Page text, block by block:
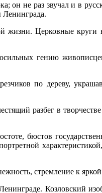
он не раз звучал и в
Ленинграда.
жизни. Церковные круги
гению
по дереву,
разбег в
бюстов
стремление к
Козловский